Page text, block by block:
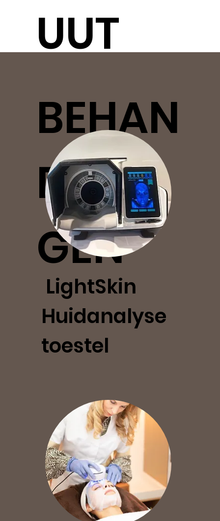
UUT
BEHAN
DELIN
GEN
LightSkin
Huidanalyse
toestel